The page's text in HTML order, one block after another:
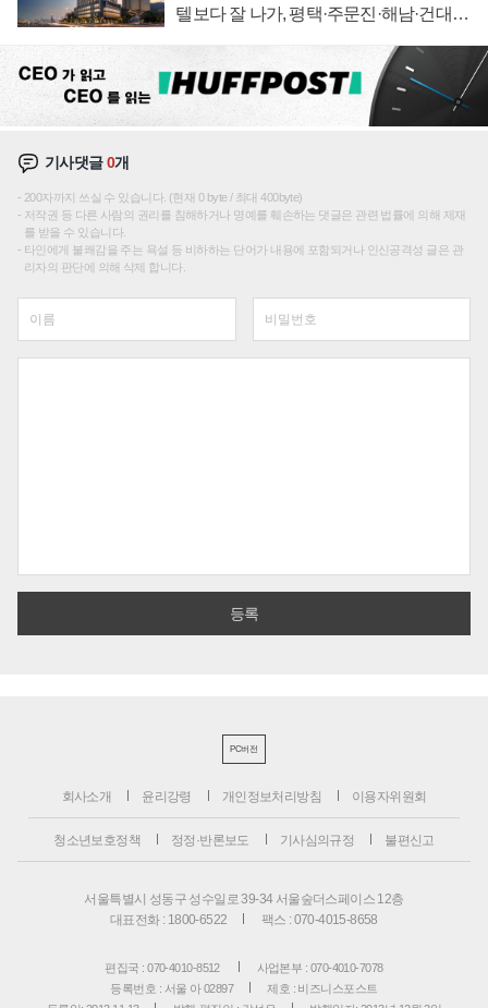
텔보다 잘 나가, 평택·주문진·해남·건대로
기사댓글0개
200자까지 쓰실 수 있습니다. (현재 0 byte / 최대 400byte)
저작권 등 다른 사람의 권리를 침해하거나 명예를 훼손하는 댓글은 관련 법률에 의해 제재
를 받을 수 있습니다.
타인에게 불쾌감을 주는 욕설 등 비하하는 단어가 내용에 포함되거나 인신공격성 글은 관
리자의 판단에 의해 삭제 합니다.
PC버전
회사소개 윤리강령 개인정보처리방침 이용자위원회
청소년보호정책 정정·반론보도 기사심의규정 불편신고
서울특별시 성동구 성수일로 39-34 서울숲더스페이스 12층
대표전화 : 1800-6522
팩스 : 070-4015-8658
편집국 : 070-4010-8512
사업본부 : 070-4010-7078
등록번호 : 서울 아 02897
제호 : 비즈니스포스트